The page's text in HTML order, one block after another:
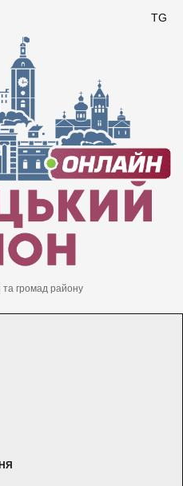
TG
та громад району